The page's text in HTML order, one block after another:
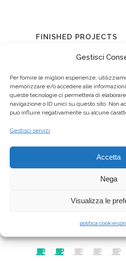
Gestisci
Per fornire le migliori esperienze,
memorizzare e/o accedere alle
queste tecnologie ci permetterà di
navigazione o ID unici su questo sito. Non
può influire negativamente su alcune
Gestisci servizi
Accetta
Nega
Visualizza le
politica cookies
FINISHED PROJECTS
AWARDS SO FAR
STARS EARNED SO FAR